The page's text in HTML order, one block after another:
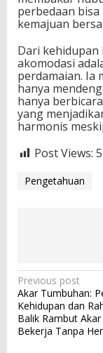
perbedaan
kemajuan
Dari kehidupan
akomodasi
perdamaian. Ia
hanya
hanya
yang
harmonis
Post Views:
Pengetahuan
P
o
s
t
Previous post
Akar Tumbuhan:
Kehidupan dan
Balik Rambut
Bekerja Tanpa